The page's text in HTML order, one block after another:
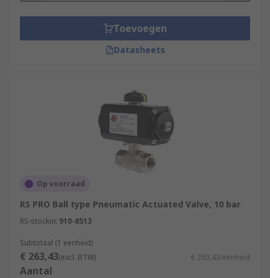
Toevoegen
Datasheets
Op voorraad
RS PRO Ball type Pneumatic Actuated Valve, 10 bar
RS-stocknr. 910-8513
Subtotaal (1 eenheid)
€ 263,43(excl. BTW) € 263,43/eenheid
Aantal